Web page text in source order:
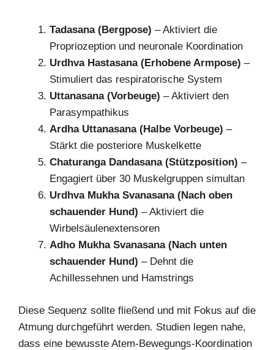
Tadasana (Bergpose) – Aktiviert die
Propriozeption und neuronale Koordination
Urdhva Hastasana (Erhobene Armpose) –
Stimuliert das respiratorische System
Uttanasana (Vorbeuge) – Aktiviert den
Parasympathikus
Ardha Uttanasana (Halbe Vorbeuge) –
Stärkt die posteriore Muskelkette
Chaturanga Dandasana (Stützposition) –
Engagiert über 30 Muskelgruppen simultan
Urdhva Mukha Svanasana (Nach oben
schauender Hund) – Aktiviert die
Wirbelsäulenextensoren
Adho Mukha Svanasana (Nach unten
schauender Hund) – Dehnt die
Achillessehnen und Hamstrings
Diese Sequenz sollte fließend und mit Fokus auf die
Atmung durchgeführt werden. Studien legen nahe,
dass eine bewusste Atem-Bewegungs-Koordination